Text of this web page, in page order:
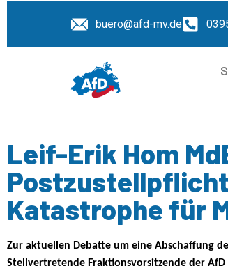
buero@afd-mv.de
Leif-Erik Hom
Katastrophe für
Zur aktuellen Debatte um eine Abschaffung
Stellvertretende Fraktionsvorsitzende der